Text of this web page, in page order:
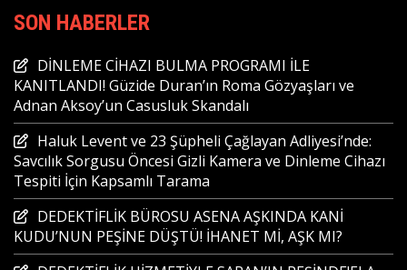
SON HABERLER
DİNLEME CİHAZI BULMA PROGRAMI İLE
KANITLANDI! Güzide Duran’ın Roma Gözyaşları ve
Adnan Aksoy’un Casusluk Skandalı
Haluk Levent ve 23 Şüpheli Çağlayan Adliyesi’nde:
Savcılık Sorgusu Öncesi Gizli Kamera ve Dinleme Cihazı
Tespiti İçin Kapsamlı Tarama
DEDEKTİFLİK BÜROSU ASENA AŞKINDA KANİ
KUDU’NUN PEŞİNE DÜŞTÜ! İHANET Mİ, AŞK MI?